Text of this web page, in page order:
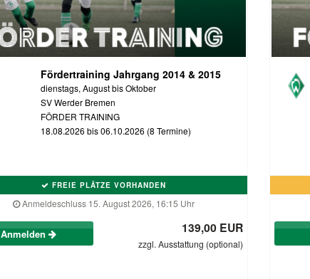
Fördertraining Jahrgang 2014 & 2015
dienstags, August bis Oktober
SV Werder Bremen
FÖRDER TRAINING
18.08.2026 bis 06.10.2026 (8 Termine)
FREIE PLÄTZE VORHANDEN
Anmeldeschluss 15. August 2026, 16:15 Uhr
Anmelden 139,00 EUR
zzgl. Ausstattung (optional)